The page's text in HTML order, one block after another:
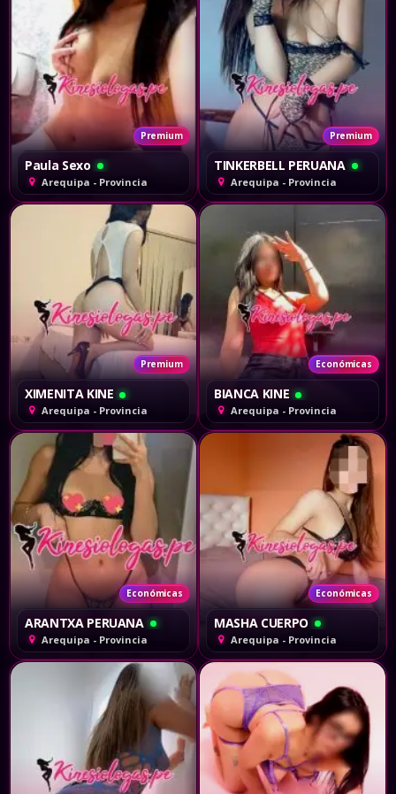
Premium
Paula Sexo
Arequipa - Provincia
Premium
TINKERBELL PERUANA
Arequipa - Provincia
Premium
XIMENITA KINE
Arequipa - Provincia
Económicas
BIANCA KINE
Arequipa - Provincia
Económicas
ARANTXA PERUANA
Arequipa - Provincia
Económicas
MASHA CUERPO
Arequipa - Provincia